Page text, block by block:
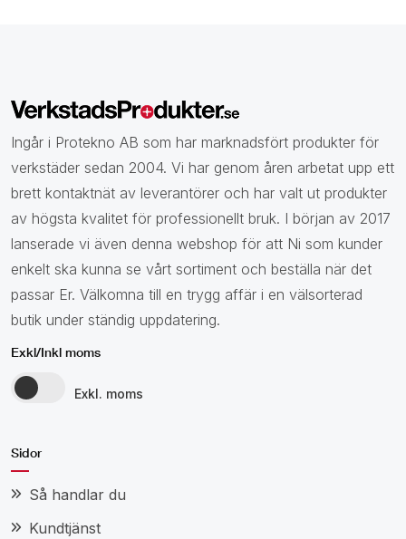
Ingår i Protekno AB som har marknadsfört produkter för
verkstäder sedan 2004. Vi har genom åren arbetat upp ett
brett kontaktnät av leverantörer och har valt ut produkter
av högsta kvalitet för professionellt bruk. I början av 2017
lanserade vi även denna webshop för att Ni som kunder
enkelt ska kunna se vårt sortiment och beställa när det
passar Er. Välkomna till en trygg affär i en välsorterad
butik under ständig uppdatering.
Exkl/Inkl moms
Exkl. moms
Sidor
Så handlar du
Kundtjänst